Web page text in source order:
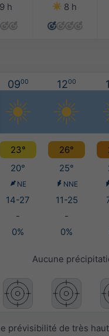
9 h
8 h
0900 1200
23° 26°
20° 25°
NE NNE
14-27 11-25
- -
0% 0%
Aucune
prévisibilité de très